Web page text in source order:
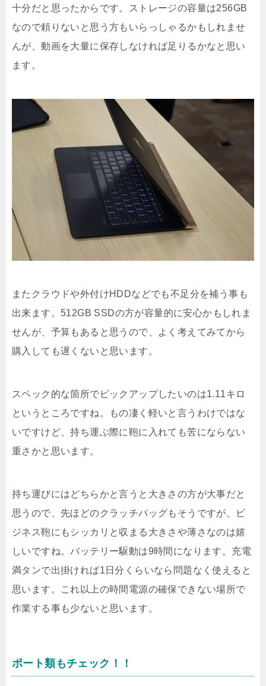
十分だと思ったからです。ストレージの容量は256GB
なので頼りないと思う方もいらっしゃるかもしれませ
んが、動画を大量に保存しなければ足りるかなと思い
ます。
またクラウドや外付けHDDなどでも不足分を補う事も
出来ます。512GB SSDの方が容量的に安心かもしれま
せんが、予算もあると思うので、よく考えてみてから
購入しても遅くないと思います。
スペック的な箇所でピックアップしたいのは1.11キロ
というところですね。もの凄く軽いと言うわけではな
いですけど、持ち運ぶ際に鞄に入れても苦にならない
重さかと思います。
持ち運びにはどちらかと言うと大きさの方が大事だと
思うので、先ほどのクラッチバッグもそうですが、ビ
ジネス鞄にもシッカリと収まる大きさや薄さなのは嬉
しいですね。バッテリー駆動は9時間になります。充電
満タンで出掛ければ1日分くらいなら問題なく使えると
思います。これ以上の時間電源の確保できない場所で
作業する事も少ないと思います。
ポート類もチェック！！